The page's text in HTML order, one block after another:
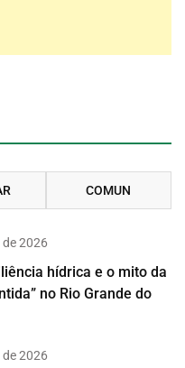
COMUN
2026
hídrica e o mito da
no Rio Grande do
2026